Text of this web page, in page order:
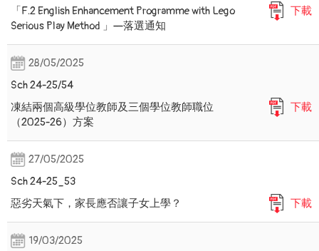
「F.2 English Enhancement Programme with Lego
Serious Play Method 」—落選通知
下載
28/05/2025
Sch 24-25/54
凍結兩個高級學位教師及三個學位教師職位
（2025-26）方案
下載
27/05/2025
Sch 24-25_53
惡劣天氣下，家長應否讓子女上學？
下載
19/03/2025